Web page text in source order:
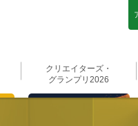
クリエイターズ・
グランプリ2026